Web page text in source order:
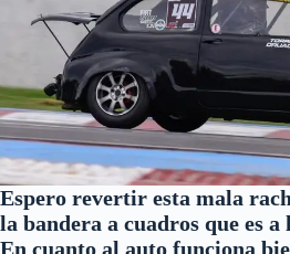
Espero revertir esta mala
la bandera a cuadros que es a
En cuanto al auto funciona